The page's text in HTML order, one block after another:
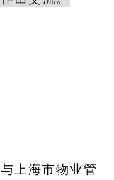
上海市物业管